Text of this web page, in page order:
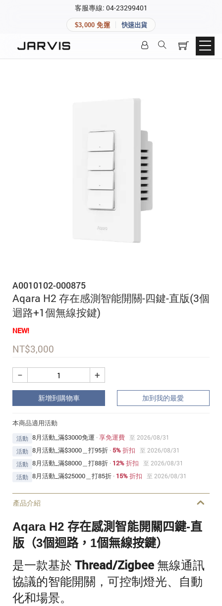
客服專線: 04-23299401
$3,000 免運 快速出貨
A0010102-000875
Aqara H2 存在感測智能開關-四鍵-直版(3個
迴路+1個無線按鍵)
NEW!
NT$3,000
+
−
新增到購物車 加到我的最愛
本商品適用活動
活動 8月活動_滿$3000免運 ·享免運費
至 2026/08/31
活動 8月活動_滿$3000＿打95折 · 5% 折扣
至 2026/08/31
活動 8月活動_滿$8000＿打88折 · 12% 折扣
至 2026/08/31
活動 8月活動_滿$25000＿打85折 · 15% 折扣 至 2026/08/31
產品介紹
Aqara H2 存在感測智能開關四鍵-直
版（3個迴路，1個無線按鍵）
是一款基於 Thread/Zigbee 無線通訊
協議的智能開關，可控制燈光、自動
化和場景。
快速連結
登入後可查看訂單、會員資料與收藏清單。
登入會員
建立新帳號
加入 JARVIS VIP